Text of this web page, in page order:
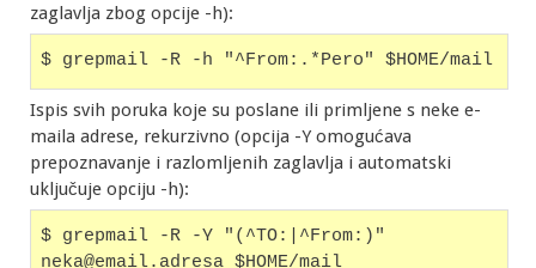
zaglavlja zbog opcije -h):
$ grepmail -R -h "^From:.*Pero" $HOME/mail
Ispis svih poruka koje su poslane ili primljene s neke e-
maila adrese, rekurzivno (opcija -Y omogućava
prepoznavanje i razlomljenih zaglavlja i automatski
uključuje opciju -h):
$ grepmail -R -Y "(^TO:|^From:)"
neka@email.adresa $HOME/mail